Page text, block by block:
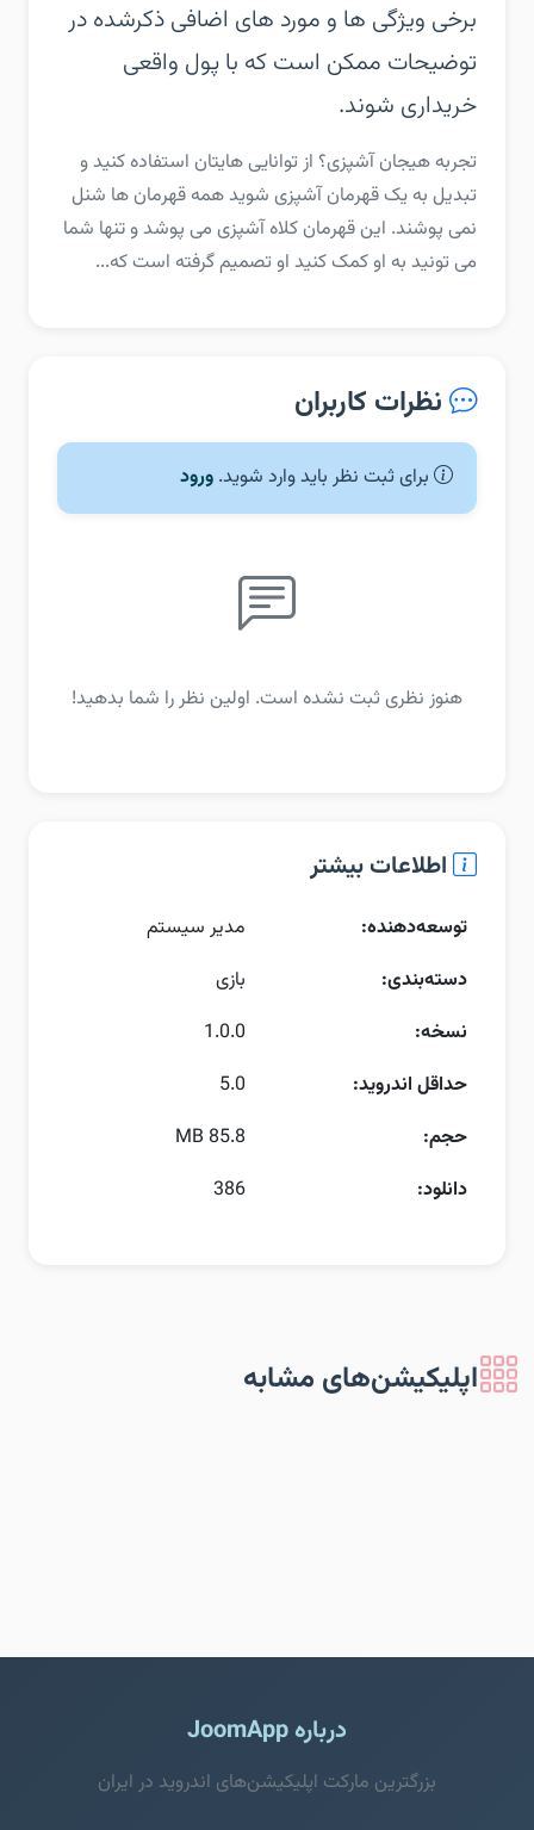
برخی ویژگی ها و مورد های اضافی ذکرشده در
توضیحات ممکن است که با پول واقعی
خریداری شوند.
‏‏تجربه هیجان آشپزی؟ از توانایی هایتان استفاده کنید و
تبدیل به یک قهرمان آشپزی شوید همه قهرمان ها شنل
نمی پوشند. این قهرمان کلاه آشپزی می پوشد و تنها شما
می تونید به او کمک کنید او تصمیم گرفته است که...
نظرات کاربران
برای ثبت نظر باید وارد شوید. ورود
هنوز نظری ثبت نشده است. اولین نظر را شما بدهید!
اطلاعات بیشتر
توسعه‌دهنده:
مدیر سیستم
دسته‌بندی:
بازی
نسخه:
1.0.0
حداقل اندروید:
5.0
حجم:
85.8 MB
دانلود:
386
اپلیکیشن‌های مشابه
درباره JoomApp
بزرگترین مارکت اپلیکیشن‌های اندروید در ایران